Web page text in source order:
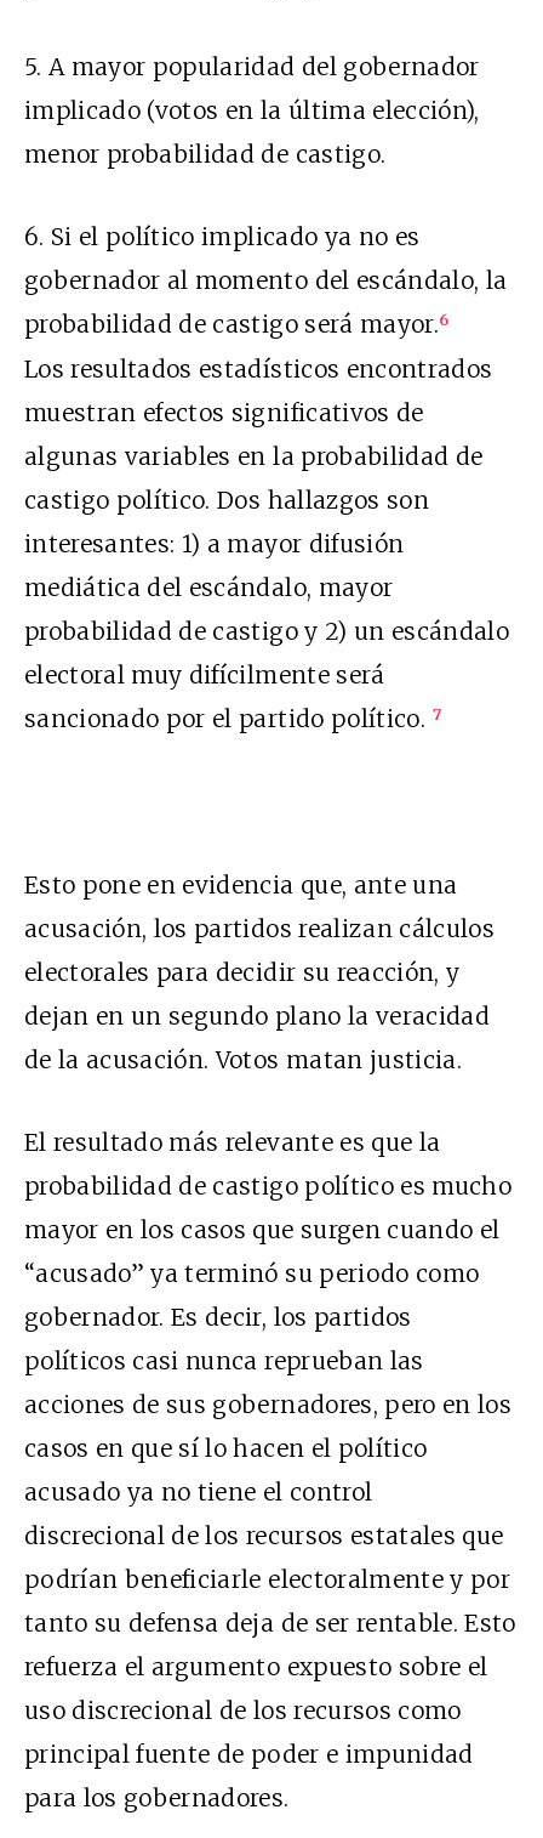
5. A mayor popularidad del gobernador
implicado (votos en la última elección),
menor probabilidad de castigo.
6. Si el político implicado ya no es
gobernador al momento del escándalo, la
probabilidad de castigo será mayor.6
Los resultados estadísticos encontrados
muestran efectos significativos de
algunas variables en la probabilidad de
castigo político. Dos hallazgos son
interesantes: 1) a mayor difusión
mediática del escándalo, mayor
probabilidad de castigo y 2) un escándalo
electoral muy difícilmente será
sancionado por el partido político. 7
Esto pone en evidencia que, ante una
acusación, los partidos realizan cálculos
electorales para decidir su reacción, y
dejan en un segundo plano la veracidad
de la acusación. Votos matan justicia.
El resultado más relevante es que la
probabilidad de castigo político es mucho
mayor en los casos que surgen cuando el
“acusado” ya terminó su periodo como
gobernador. Es decir, los partidos
políticos casi nunca reprueban las
acciones de sus gobernadores, pero en los
casos en que sí lo hacen el político
acusado ya no tiene el control
discrecional de los recursos estatales que
podrían beneficiarle electoralmente y por
tanto su defensa deja de ser rentable. Esto
refuerza el argumento expuesto sobre el
uso discrecional de los recursos como
principal fuente de poder e impunidad
para los gobernadores.